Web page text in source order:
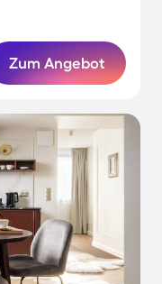
Zum Angebot